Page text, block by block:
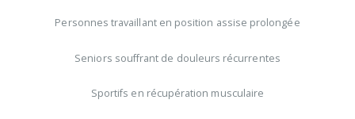
Personnes travaillant en position assise prolongée
Seniors souffrant de douleurs récurrentes
Sportifs en récupération musculaire